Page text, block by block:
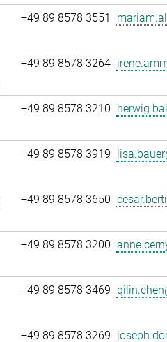
+49 89 8578 3551
+49 89 8578 3264
+49 89 8578 3210
+49 89 8578 3919
+49 89 8578 3650
+49 89 8578 3200
+49 89 8578 3469
+49 89 8578 3269